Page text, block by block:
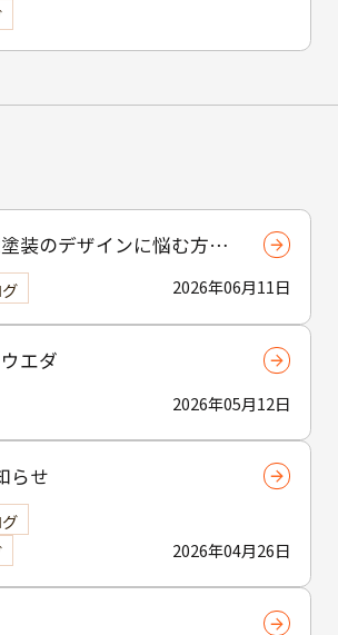
装のデザインに悩む方へ
を防ぐポイント
2026年06月11日
エダ
2026年05月12日
らせ
2026年04月26日